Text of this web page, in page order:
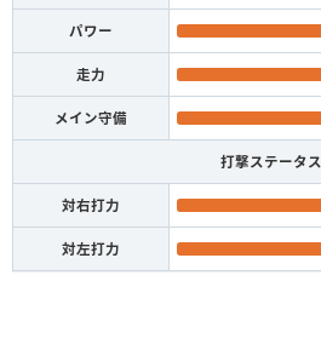
パワー
走力
メイン守備
打撃ステータス
対右打力
対左打力